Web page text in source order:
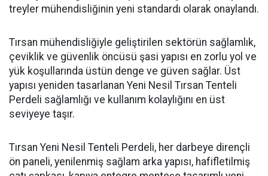
treyler mühendisliğinin yeni standardı olarak onaylandı.
Tırsan mühendisliğiyle geliştirilen sektörün sağlamlık,
çeviklik ve güvenlik öncüsü şasi yapısı en zorlu yol ve
yük koşullarında üstün denge ve güven sağlar. Üst
yapısı yeniden tasarlanan Yeni Nesil Tırsan Tenteli
Perdeli sağlamlığı ve kullanım kolaylığını en üst
seviyeye taşır.
Tırsan Yeni Nesil Tenteli Perdeli, her darbeye dirençli
ön paneli, yenilenmiş sağlam arka yapısı, hafifletilmiş